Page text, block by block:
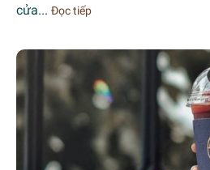
cửa... Đọc tiếp